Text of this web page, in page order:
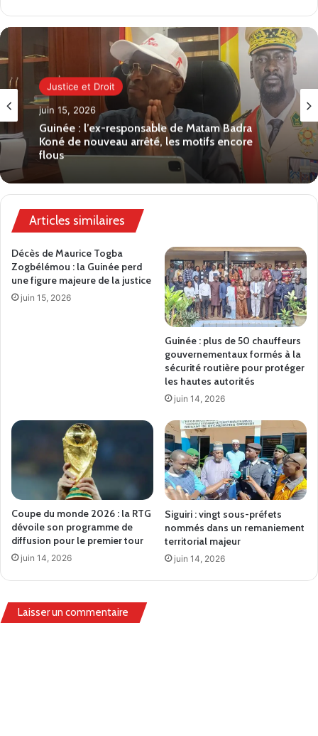
Justice et Droit
juin 15, 2026
Guinée : l’ex-responsable de Matam Badra
Koné de nouveau arrêté, les motifs encore
flous
Articles similaires
Décès de Maurice Togba
Zogbélémou : la Guinée perd
une figure majeure de la justice
juin 15, 2026
Guinée : plus de 50 chauffeurs
gouvernementaux formés à la
sécurité routière pour protéger
les hautes autorités
juin 14, 2026
Coupe du monde 2026 : la RTG
dévoile son programme de
diffusion pour le premier tour
juin 14, 2026
Siguiri : vingt sous-préfets
nommés dans un remaniement
territorial majeur
juin 14, 2026
Laisser un commentaire